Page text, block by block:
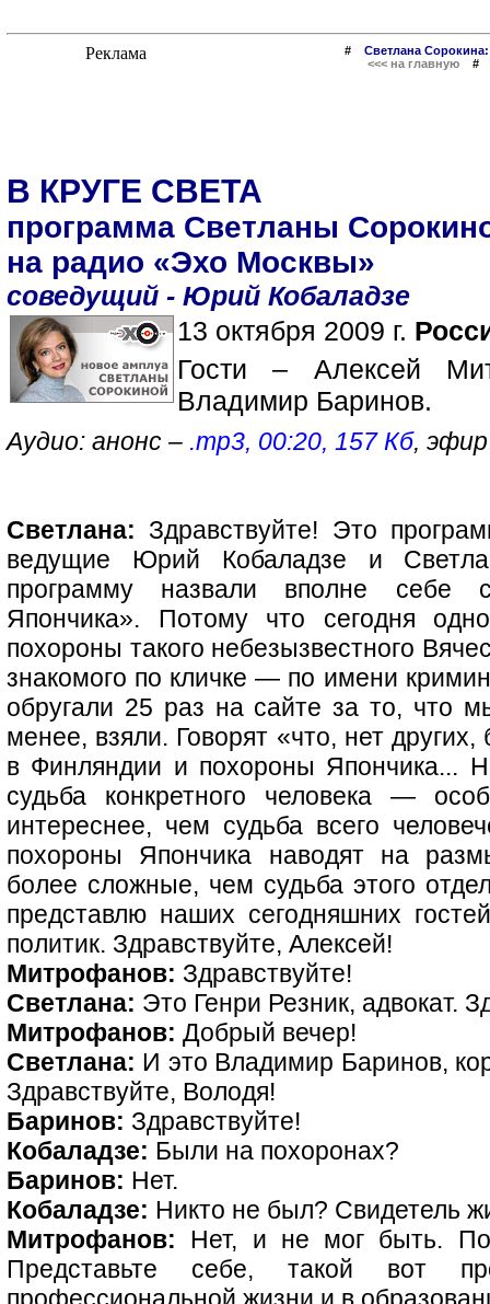
# Светлана
<<< на главную
В КРУГЕ СВЕТА
программа Светланы
на радио «Эхо Москвы»
соведущий - Юрий Кобаладзе
13 октября 2009 г.
Гости – Алексей
Владимир Баринов.
Аудио: анонс – .mp3, 00:20, 157 Кб,
Светлана: Здравствуйте! Это
ведущие Юрий Кобаладзе и
программу назвали вполне себе
Япончика». Потому что сегодня
похороны такого небезызвестного
знакомого по кличке — по имени
обругали 25 раз на сайте за то, что
менее, взяли. Говорят «что, нет
в Финляндии и похороны Япончика...
судьба конкретного человека —
интереснее, чем судьба всего
похороны Япончика наводят на
более сложные, чем судьба этого
представлю наших сегодняшних
политик. Здравствуйте, Алексей!
Митрофанов: Здравствуйте!
Светлана: Это Генри Резник, адвокат.
Митрофанов: Добрый вечер!
Светлана: И это Владимир Баринов,
Здравствуйте, Володя!
Баринов: Здравствуйте!
Кобаладзе: Были на похоронах?
Баринов: Нет.
Кобаладзе: Никто не был? Свидетель
Митрофанов: Нет, и не мог быть.
Представьте себе, такой вот